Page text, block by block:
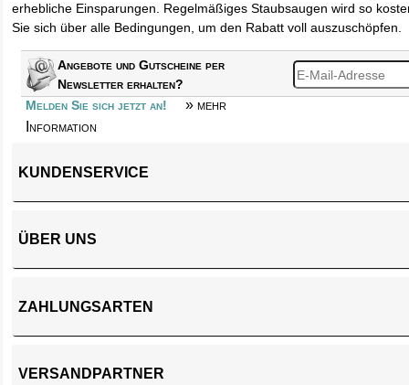
erhebliche Einsparungen. Regelmäßiges Staubsaugen wird so
Sie sich über alle Bedingungen, um den Rabatt voll auszuschöpfen.
Angebote und Gutscheine per
Newsletter erhalten?
Melden Sie sich jetzt an!
» mehr
Information
KUNDENSERVICE
ÜBER UNS
ZAHLUNGSARTEN
VERSANDPARTNER